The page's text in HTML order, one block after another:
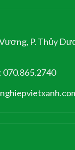
P. Thủy